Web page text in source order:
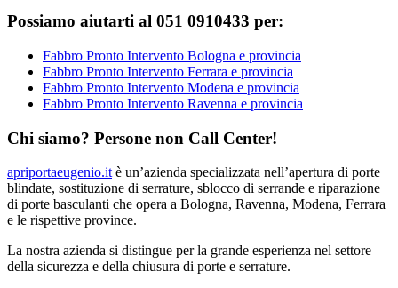
Possiamo aiutarti al 051 0910433 per:
Fabbro Pronto Intervento Bologna e provincia
Fabbro Pronto Intervento Ferrara e provincia
Fabbro Pronto Intervento Modena e provincia
Fabbro Pronto Intervento Ravenna e provincia
Chi siamo? Persone non Call Center!
apriportaeugenio.itè un’azienda specializzata nell’apertura di porte
blindate, sostituzione di serrature, sblocco di serrande e riparazione
di porte basculanti che opera a Bologna, Ravenna, Modena, Ferrara
e le rispettive province.
La nostra azienda si distingue per la grande esperienza nel settore
della sicurezza e della chiusura di porte e serrature.